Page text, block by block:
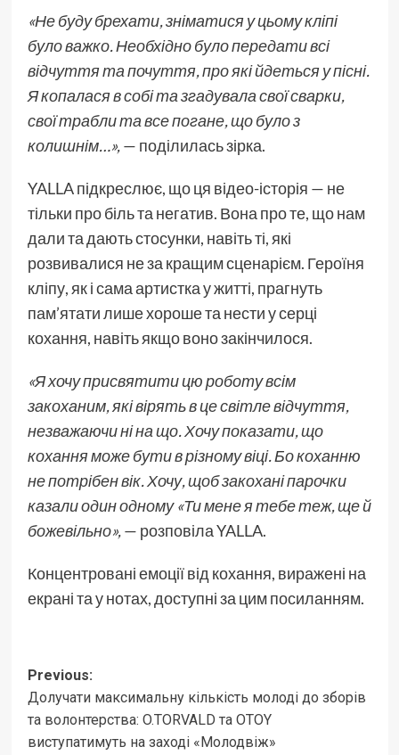
«Не буду брехати, зніматися у цьому кліпі
було важко. Необхідно було передати всі
відчуття та почуття, про які йдеться у пісні.
Я копалася в собі та згадувала свої сварки,
свої трабли та все погане, що було з
колишнім…»,— поділилась зірка.
YALLA підкреслює, що ця відео-історія — не
тільки про біль та негатив. Вона про те, що нам
дали та дають стосунки, навіть ті, які
розвивалися не за кращим сценарієм. Героїня
кліпу, як і сама артистка у житті, прагнуть
пам’ятати лише хороше та нести у серці
кохання, навіть якщо воно закінчилося.
«Я хочу присвятити цю роботу всім
закоханим, які вірять в це світле відчуття,
незважаючи ні на що. Хочу показати, що
кохання може бути в різному віці. Бо коханню
не потрібен вік. Хочу, щоб закохані парочки
казали один одному «Ти мене я тебе теж, ще й
божевільно»,— розповіла YALLA.
Концентровані емоції від кохання, виражені на
екрані та у нотах, доступні за цим посиланням.
Post
navigation
Previous:
Долучати максимальну кількість молоді до зборів
та волонтерства: O.TORVALD та OTOY
виступатимуть на заході «Молодвіж»